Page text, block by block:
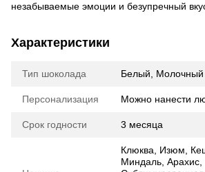
незабываемые эмоции и безупречный
Характеристики
Тип шоколада Белый, Молочный
Персонализация Можно нанести
Срок годности 3 месяца
Клюква, Изюм,
Миндаль, Арахис,